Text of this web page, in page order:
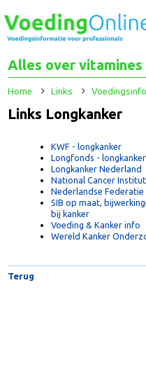
Alles over
Home Links
Links Longkanker
KWF - longkanker
Longfonds -
Longkanker
National Cancer
Nederlandse
SIB op maat,
bij kanker
Voeding & Kanker